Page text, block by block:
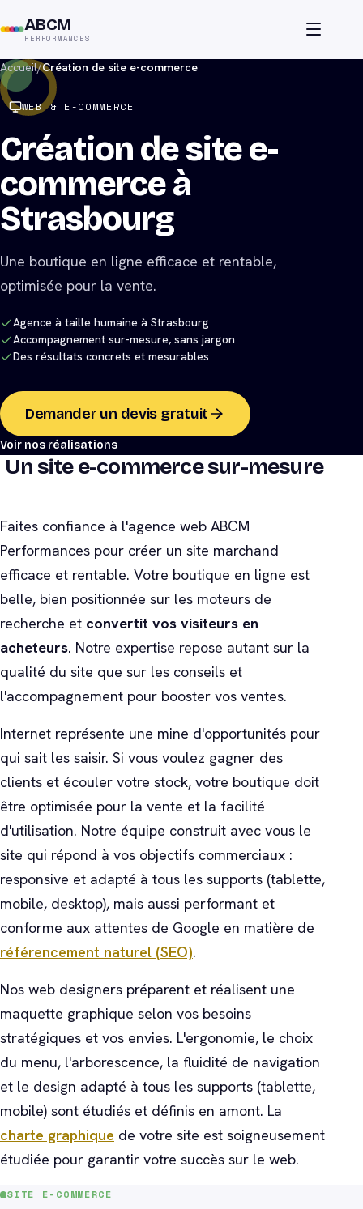
ABCM
PERFORMANCES
Accueil/Création de site e-commerce
WEB & E-COMMERCE
Création de site e-
commerce à
Strasbourg
Une boutique en ligne efficace et rentable,
optimisée pour la vente.
Agence à taille humaine à Strasbourg
Accompagnement sur-mesure, sans jargon
Des résultats concrets et mesurables
Demander un devis gratuit
Voir nos réalisations
Un site e-commerce sur-mesure
Faites confiance à l'agence web ABCM
Performances pour créer un site marchand
efficace et rentable. Votre boutique en ligne est
belle, bien positionnée sur les moteurs de
recherche et convertit vos visiteurs en
acheteurs. Notre expertise repose autant sur la
qualité du site que sur les conseils et
l'accompagnement pour booster vos ventes.
Internet représente une mine d'opportunités pour
qui sait les saisir. Si vous voulez gagner des
clients et écouler votre stock, votre boutique doit
être optimisée pour la vente et la facilité
d'utilisation. Notre équipe construit avec vous le
site qui répond à vos objectifs commerciaux :
responsive et adapté à tous les supports (tablette,
mobile, desktop), mais aussi performant et
conforme aux attentes de Google en matière de
référencement naturel (SEO).
Nos web designers préparent et réalisent une
maquette graphique selon vos besoins
stratégiques et vos envies. L'ergonomie, le choix
du menu, l'arborescence, la fluidité de navigation
et le design adapté à tous les supports (tablette,
mobile) sont étudiés et définis en amont. La
charte graphique de votre site est soigneusement
étudiée pour garantir votre succès sur le web.
SITE E-COMMERCE